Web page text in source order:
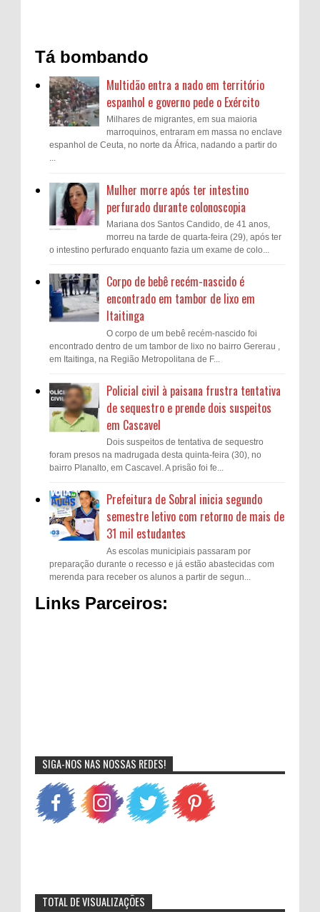
Tá bombando
Multidão entra a nado em território
espanhol e governo pede o Exército
Milhares de migrantes, em sua maioria
marroquinos, entraram em massa no enclave
espanhol de Ceuta, no norte da África, nadando a partir do
...
Mulher morre após ter intestino
perfurado durante colonoscopia
Mariana dos Santos Candido, de 41 anos,
morreu na tarde de quarta-feira (29), após ter
o intestino perfurado enquanto fazia um exame de colo...
Corpo de bebê recém-nascido é
encontrado em tambor de lixo em
Itaitinga
O corpo de um bebê recém-nascido foi
encontrado dentro de um tambor de lixo no bairro Gererau ,
em Itaitinga, na Região Metropolitana de F...
Policial civil à paisana frustra tentativa
de sequestro e prende dois suspeitos
em Cascavel
Dois suspeitos de tentativa de sequestro
foram presos na madrugada desta quinta-feira (30), no
bairro Planalto, em Cascavel. A prisão foi fe...
Prefeitura de Sobral inicia segundo
semestre letivo com retorno de mais de
31 mil estudantes
As escolas municipiais passaram por
preparação durante o recesso e já estão abastecidas com
merenda para receber os alunos a partir de segun...
Links Parceiros:
SIGA-NOS NAS NOSSAS REDES!
TOTAL DE VISUALIZAÇÕES